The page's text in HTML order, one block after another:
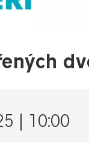
| 10:00